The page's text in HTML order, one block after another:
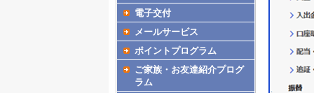
電子交付
メールサービス
ポイントプログラム
ご家族・お友達紹介プログ
ラム